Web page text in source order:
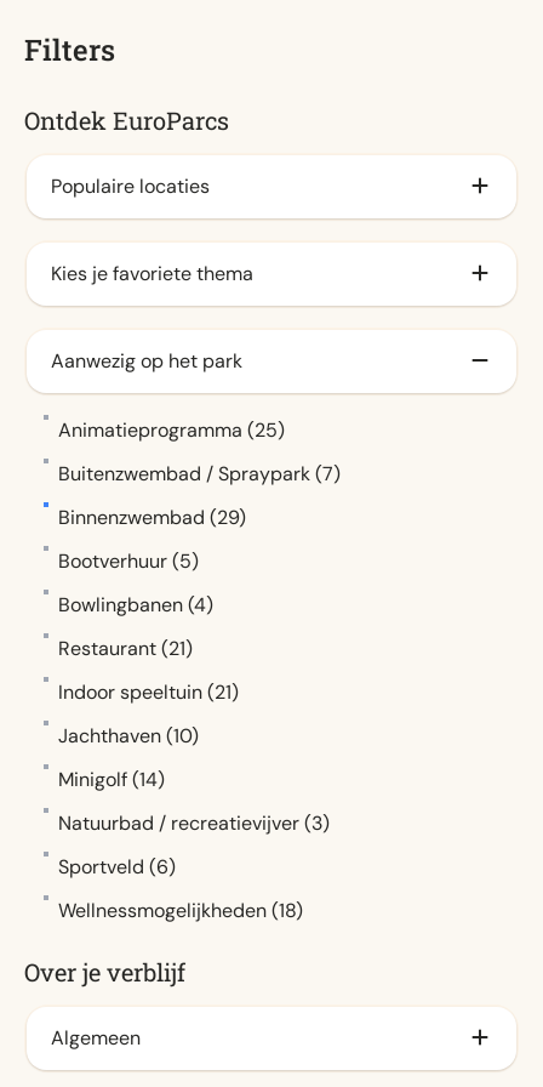
Filters
Ontdek EuroParcs
Populaire locaties
Aan de zee
Aan het veluwemeer (5)
Achterhoek
Amsterdam (5)
Efteling
Medemblik (4)
Rotterdam
Texel
Walibi Holland (4)
Kies je favoriete thema
Natuur (19)
Water (17)
Aanwezig op het park
Animatieprogramma (25)
Buitenzwembad / Spraypark (7)
Binnenzwembad (29)
Bootverhuur (5)
Bowlingbanen (4)
Restaurant (21)
Indoor speeltuin (21)
Jachthaven (10)
Minigolf (14)
Natuurbad / recreatievijver (3)
Sportveld (6)
Wellnessmogelijkheden (18)
Over je verblijf
Algemeen